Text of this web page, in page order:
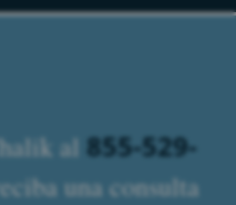
al 855-529-
una consulta